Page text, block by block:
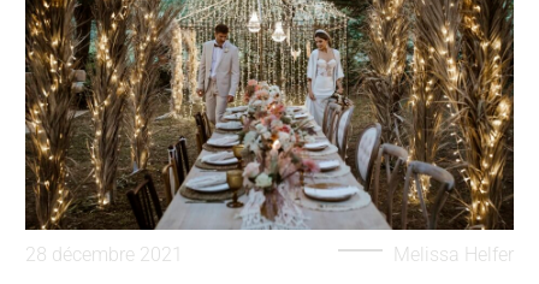
28 décembre 2021 Melissa Helfer